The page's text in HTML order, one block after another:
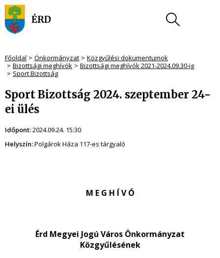
Főoldal Önkormányzat
Közgyűlési dokumentumok
Bizottsági meghívók
Bizottsági meghívók 2021-2024.09.30-ig
Sport Bizottság
Sport Bizottság 2024. szeptember 24-
ei ülés
Időpont:2024.09.24. 15:30
Helyszín:Polgárok Háza 117-es tárgyaló
M E G H Í V Ó
Érd Megyei Jogú Város Önkormányzat
Közgyűlésének